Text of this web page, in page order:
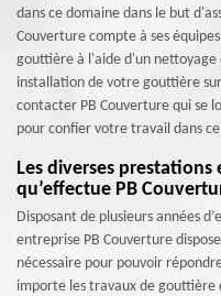
dans ce domaine dans le but
Couverture compte à ses
gouttière à l'aide d'un
installation de votre gouttière
contacter PB Couverture qui se
pour confier votre travail dans
Les diverses
qu’effectue PB
Disposant de plusieurs années
entreprise PB Couverture
nécessaire pour pouvoir
importe les travaux de gouttière